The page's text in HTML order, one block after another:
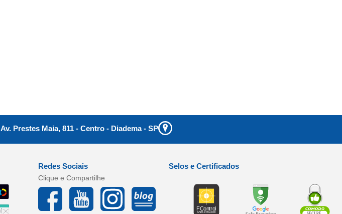
Av. Prestes Maia, 811 - Centro - Diadema- SP
Redes Sociais
Clique e Compartilhe
Selos e Certificados